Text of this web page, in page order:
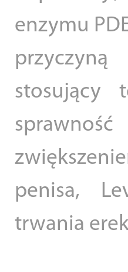
enzymu
przyczyną
stosujący
penisa,
trwania